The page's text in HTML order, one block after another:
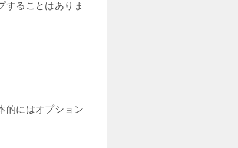
することはありま
的にはオプション